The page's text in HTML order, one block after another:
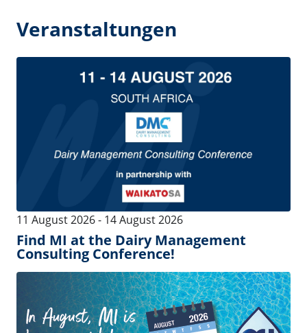
04 August 2026-22 August 2026
In August, MI is by your side!
04 August 2026- 22 August 2026
MI est à vos côtés, même en août !
See more